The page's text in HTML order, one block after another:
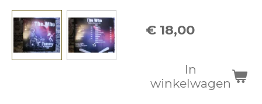
€ 18,00
In
winkelwagen